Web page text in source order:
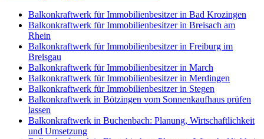
Balkonkraftwerk für Immobilienbesitzer in Bad Krozingen
Balkonkraftwerk für Immobilienbesitzer in Breisach am
Rhein
Balkonkraftwerk für Immobilienbesitzer in Freiburg im
Breisgau
Balkonkraftwerk für Immobilienbesitzer in March
Balkonkraftwerk für Immobilienbesitzer in Merdingen
Balkonkraftwerk für Immobilienbesitzer in Stegen
Balkonkraftwerk in Bötzingen vom Sonnenkaufhaus prüfen
lassen
Balkonkraftwerk in Buchenbach: Planung, Wirtschaftlichkeit
und Umsetzung